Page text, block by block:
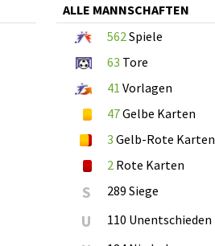
ALLE MANNSCHAFTEN
562 Spiele
63 Tore
41 Vorlagen
47Gelbe Karten
3 Gelb-Rote Karten
2 Rote Karten
S 289 Siege
U 110 Unentschieden